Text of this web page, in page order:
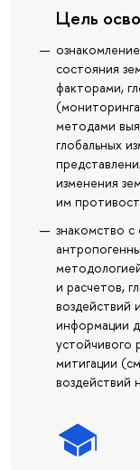
Цель
состояния
факторами,
методами
глобальных
изменения
им
знакомство
и расчетов,
воздействий
информации
устойчивого
митигации
воздействий